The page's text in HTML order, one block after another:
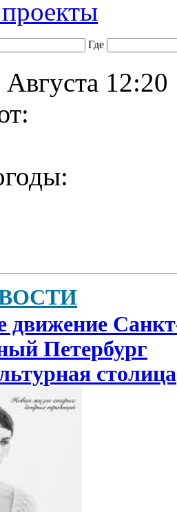
Где
12:20
движение
Петербург
столица